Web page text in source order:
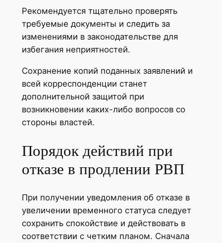
Рекомендуется тщательно проверять
требуемые документы и следить за
изменениями в законодательстве для
избегания неприятностей.
Сохранение копий поданных заявлений и
всей корреспонденции станет
дополнительной защитой при
возникновении каких-либо вопросов со
стороны властей.
Порядок действий при
отказе в продлении РВП
При получении уведомления об отказе в
увеличении временного статуса следует
сохранить спокойствие и действовать в
соответствии с четким планом. Сначала